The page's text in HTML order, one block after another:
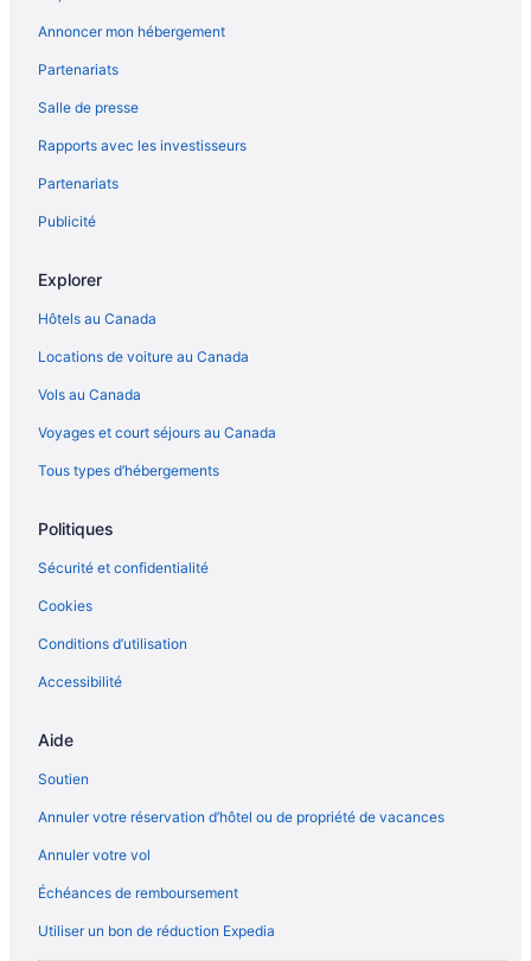
Annoncer mon hébergement
Partenariats
Salle de presse
Rapports avec les investisseurs
Partenariats
Publicité
Explorer
Hôtels au Canada
Locations de voiture au Canada
Vols au Canada
Voyages et court séjours au Canada
Tous types d’hébergements
Politiques
Sécurité et confidentialité
Cookies
Conditions d’utilisation
Accessibilité
Aide
Soutien
Annuler votre réservation d’hôtel ou de propriété de vacances
Annuler votre vol
Échéances de remboursement
Utiliser un bon de réduction Expedia